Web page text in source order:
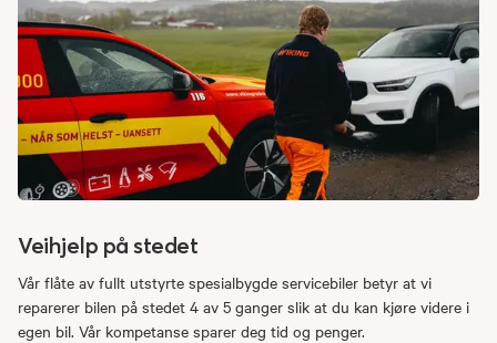
Veihjelp på stedet
Vår flåte av fullt utstyrte spesialbygde servicebiler betyr at vi
reparerer bilen på stedet 4 av 5 ganger slik at du kan kjøre videre i
egen bil. Vår kompetanse sparer deg tid og penger.